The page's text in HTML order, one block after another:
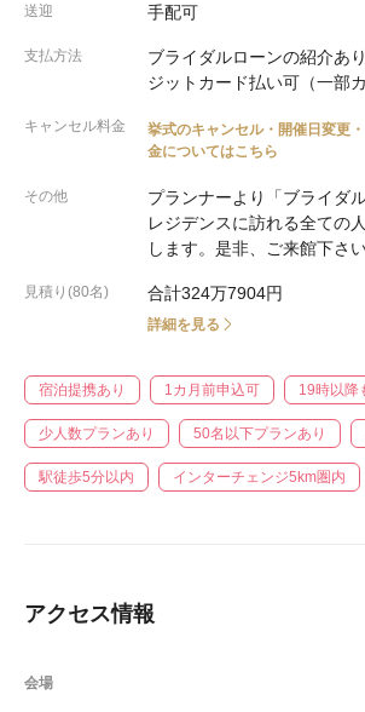
送迎 手配可
支払方法
ブライダルローンの紹介あ
ジットカード払い可（一部
キャンセル料金
挙式のキャンセル・開催日変更
金についてはこちら
その他
プランナーより「ブライダ
レジデンスに訪れる全ての
します。是非、ご来館下さい
見積り(80名) 合計324万7904円
詳細を見る
宿泊提携あり 1カ月前申込可 19時以降
少人数プランあり 50名以下プランあり
駅徒歩5分以内 インターチェンジ5km圏内
アクセス情報
会場